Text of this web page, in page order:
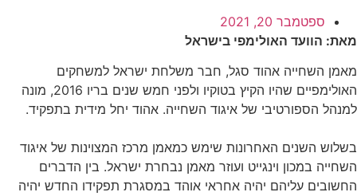
ספטמבר 20, 2021
מאת: הוועד האולימפי בישראל
מאמן השחייה אהוד סגל, חבר משלחת ישראל למשחקים
האולימפיים שהיו הקיץ בטוקיו ולפני חמש שנים בריו 2016, מונה
למנהל הספורטיבי של איגוד השחייה. אהוד יחל מידית בתפקיד.
בשלוש השנים האחרונות שימש כמאמן מרכז המצוינות של איגוד
השחייה במכון וינגייט ועוזר מאמן נבחרת ישראל. בין הדברים
החשובים עליהם יהיה אחראי אוהד במסגרת תפקידו החדש יהיה